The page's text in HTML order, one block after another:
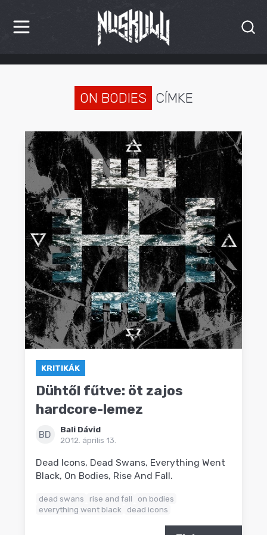
HÍREK
INTERJÚK
PREMIEREK
KULT
MÁSVILÁG
BLOG
ON BODIES CÍMKE
KRITIKÁK
Dühtől fűtve: öt zajos
hardcore-lemez
BD
Bali Dávid
2012. április 13.
Dead Icons, Dead Swans, Everything Went
Black, On Bodies, Rise And Fall.
dead swans rise and fall
on bodies
everything went black
dead icons